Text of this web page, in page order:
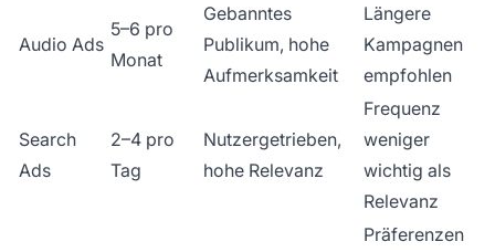
Audio Ads
5–6 pro
Monat
Gebanntes
Publikum, hohe
Aufmerksamkeit
Längere
Kampagnen
empfohlen
Search
Ads
2–4 pro
Tag
Nutzergetrieben,
hohe Relevanz
Frequenz
weniger
wichtig als
Relevanz
Präferenzen